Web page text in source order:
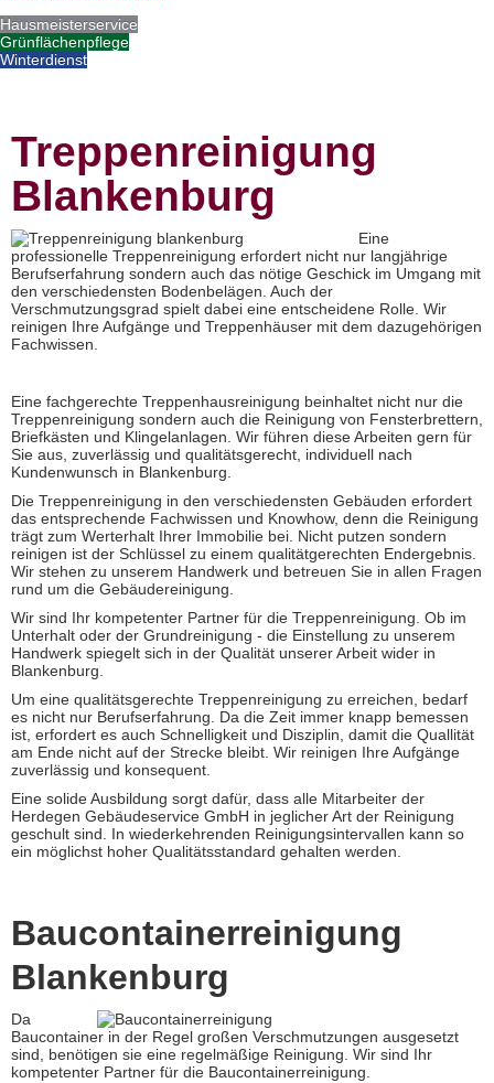
Hausmeisterservice
Grünflächenpflege
Winterdienst
Treppenreinigung
Blankenburg
Eine
professionelle Treppenreinigung erfordert nicht nur langjährige
Berufserfahrung sondern auch das nötige Geschick im Umgang mit
den verschiedensten Bodenbelägen. Auch der
Verschmutzungsgrad spielt dabei eine entscheidene Rolle. Wir
reinigen Ihre Aufgänge und Treppenhäuser mit dem dazugehörigen
Fachwissen.
Eine fachgerechte Treppenhausreinigung beinhaltet nicht nur die
Treppenreinigung sondern auch die Reinigung von Fensterbrettern,
Briefkästen und Klingelanlagen. Wir führen diese Arbeiten gern für
Sie aus, zuverlässig und qualitätsgerecht, individuell nach
Kundenwunsch in Blankenburg.
Die Treppenreinigung in den verschiedensten Gebäuden erfordert
das entsprechende Fachwissen und Knowhow, denn die Reinigung
trägt zum Werterhalt Ihrer Immobilie bei. Nicht putzen sondern
reinigen ist der Schlüssel zu einem qualitätgerechten Endergebnis.
Wir stehen zu unserem Handwerk und betreuen Sie in allen Fragen
rund um die Gebäudereinigung.
Wir sind Ihr kompetenter Partner für die Treppenreinigung. Ob im
Unterhalt oder der Grundreinigung - die Einstellung zu unserem
Handwerk spiegelt sich in der Qualität unserer Arbeit wider in
Blankenburg.
Um eine qualitätsgerechte Treppenreinigung zu erreichen, bedarf
es nicht nur Berufserfahrung. Da die Zeit immer knapp bemessen
ist, erfordert es auch Schnelligkeit und Disziplin, damit die Quallität
am Ende nicht auf der Strecke bleibt. Wir reinigen Ihre Aufgänge
zuverlässig und konsequent.
Eine solide Ausbildung sorgt dafür, dass alle Mitarbeiter der
Herdegen Gebäudeservice GmbH in jeglicher Art der Reinigung
geschult sind. In wiederkehrenden Reinigungsintervallen kann so
ein möglichst hoher Qualitätsstandard gehalten werden.
Baucontainerreinigung
Blankenburg
Da
Baucontainer in der Regel großen Verschmutzungen ausgesetzt
sind, benötigen sie eine regelmäßige Reinigung. Wir sind Ihr
kompetenter Partner für die Baucontainerreinigung.